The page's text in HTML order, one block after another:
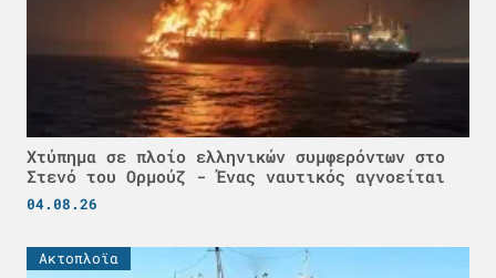
Χτύπημα σε πλοίο ελληνικών συμφερόντων στο
Στενό του Ορμούζ - Ένας ναυτικός αγνοείται
04.08.26
Ακτοπλοϊα